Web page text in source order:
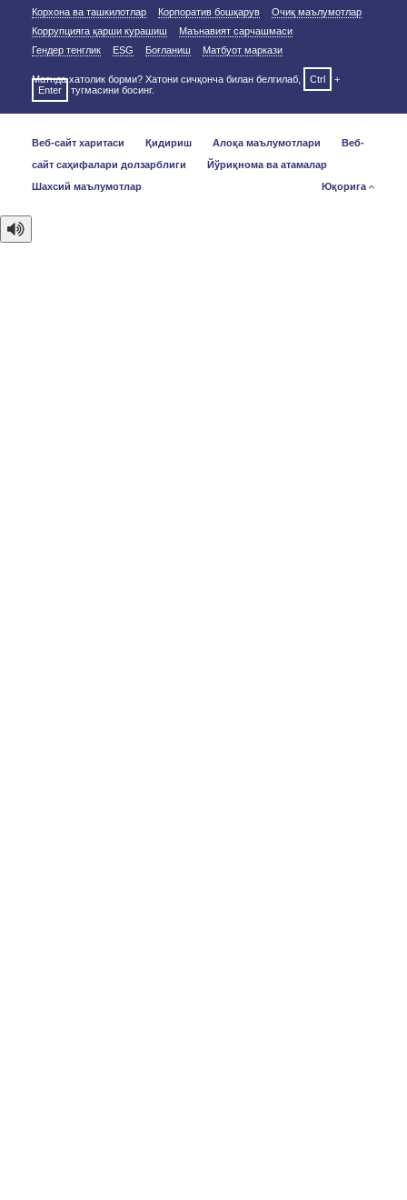
Корхона ва ташкилотлар
Корпоратив бошқарув
Очиқ маълумотлар
Коррупцияга қарши курашиш
Маънавият сарчашмаси
Гендер тенглик
ESG Боғланиш Матбуот маркази
Матнда хатолик борми? Хатони сичқонча билан белгилаб, Ctrl
+
Enter
тугмасини босинг.
Веб-сайт харитаси Қидириш Алоқа маълумотлари
Веб-
сайт саҳифалари долзарблиги
Йўриқнома ва атамалар
Шахсий маълумотлар
Юқорига